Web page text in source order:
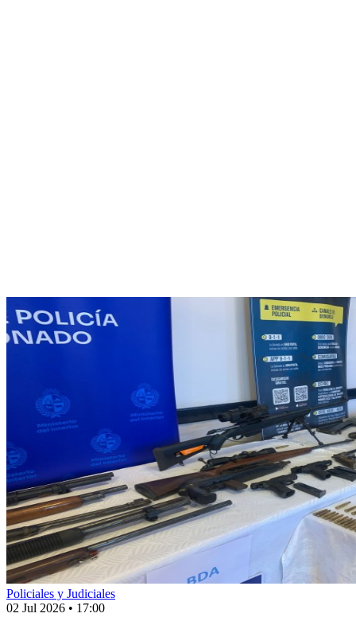
Policiales y Judiciales
02 Jul 2026 • 17:00